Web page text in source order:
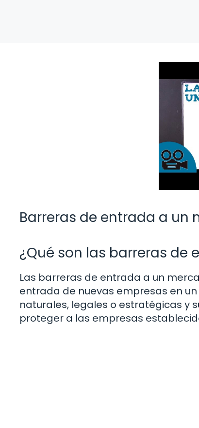
Barreras de entrada a un
¿Qué son las barreras de
Las barreras de entrada a un
entrada de nuevas empresas en
naturales, legales o estratégicas y
proteger a las empresas